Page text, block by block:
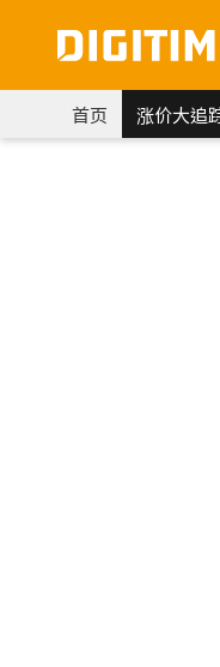
首页 涨价大追